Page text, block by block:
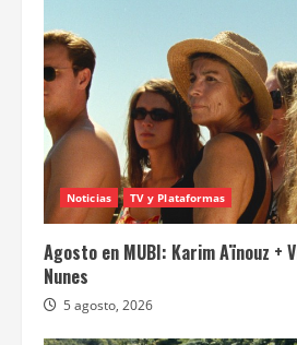
Noticias TV y Plataformas
Agosto en MUBI: Karim Aïnouz +
Nunes
5 agosto, 2026